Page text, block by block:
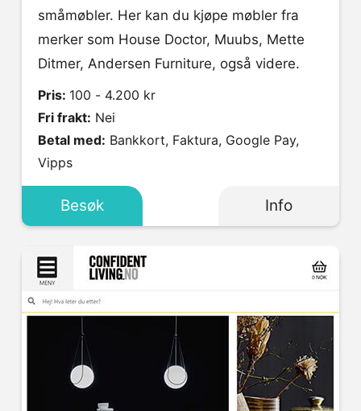
småmøbler. Her kan du kjøpe møbler fra
merker som House Doctor, Muubs, Mette
Ditmer, Andersen Furniture, også videre.
Pris: 100 - 4.200 kr
Fri frakt: Nei
Betal med:
Vipps
Besøk Info